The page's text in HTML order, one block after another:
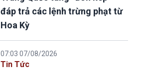
đáp trả các lệnh trừng phạt từ
Hoa Kỳ
07:03 07/08/2026
Tin Tức